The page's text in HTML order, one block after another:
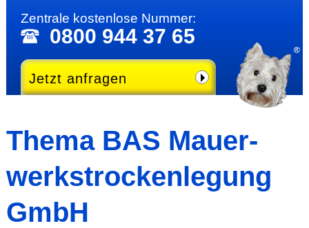
Zentrale kosten­lose Nummer:
0800 944 37 65
Jetzt anfragen
Thema BAS Mauer­
werks­trocken­legung
GmbH